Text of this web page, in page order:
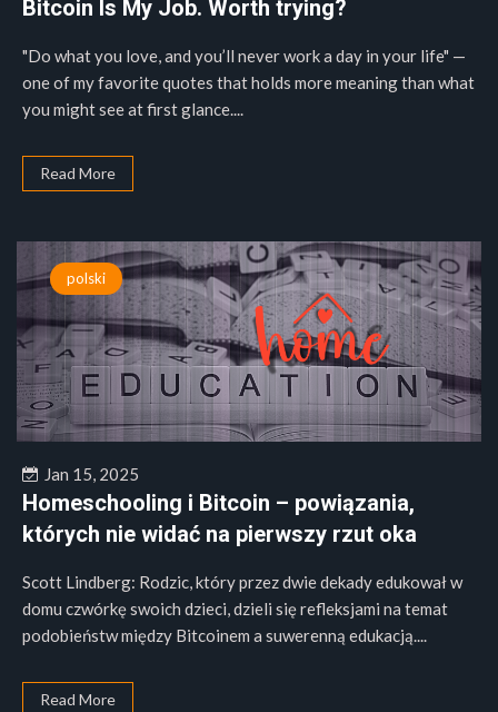
Bitcoin Is My Job. Worth trying?
"Do what you love, and you’ll never work a day in your life" —
one of my favorite quotes that holds more meaning than what
you might see at first glance....
Read More
polski
Jan 15, 2025
Homeschooling i Bitcoin – powiązania,
których nie widać na pierwszy rzut oka
Scott Lindberg: Rodzic, który przez dwie dekady edukował w
domu czwórkę swoich dzieci, dzieli się refleksjami na temat
podobieństw między Bitcoinem a suwerenną edukacją....
Read More